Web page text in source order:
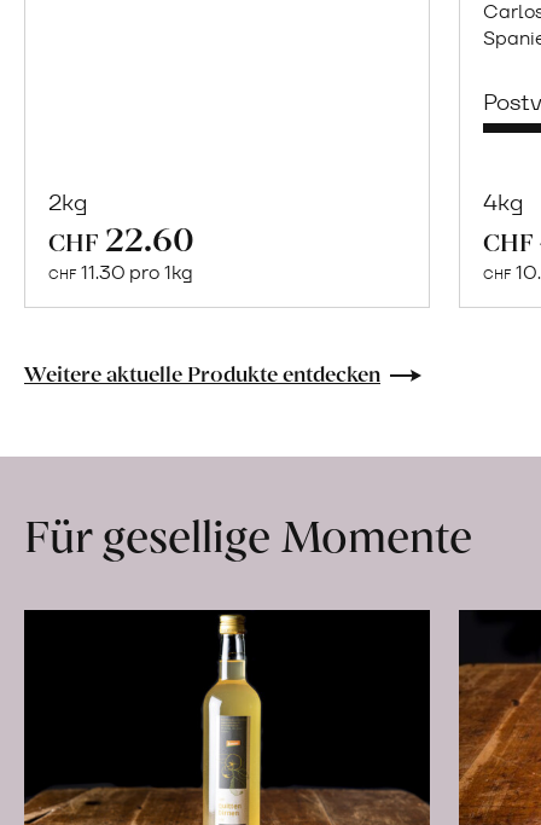
2kg
CHF 22.60
CHF 11.30 pro 1kg
Tierra
Libertad
4kg
CHF
CHF
Weitere aktuelle Produkte entdecken
Für gesellige Momente